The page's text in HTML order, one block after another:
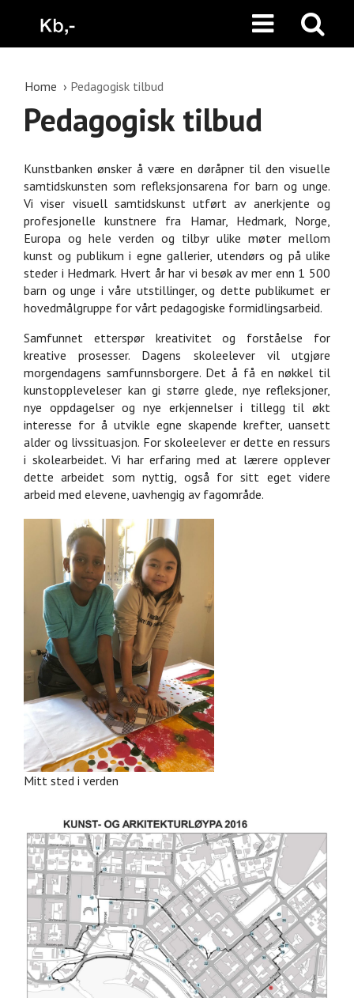
Home Pedagogisk tilbud
Pedagogisk tilbud
Kunstbanken ønsker å være en døråpner til den visuelle
samtidskunsten som refleksjonsarena for barn og unge.
Vi viser visuell samtidskunst utført av anerkjente og
profesjonelle kunstnere fra Hamar, Hedmark, Norge,
Europa og hele verden og tilbyr ulike møter mellom
kunst og publikum i egne gallerier, utendørs og på ulike
steder i Hedmark. Hvert år har vi besøk av mer enn 1 500
barn og unge i våre utstillinger, og dette publikumet er
hovedmålgruppe for vårt pedagogiske formidlingsarbeid.
Samfunnet etterspør kreativitet og forståelse for
kreative prosesser. Dagens skoleelever vil utgjøre
morgendagens samfunnsborgere. Det å få en nøkkel til
kunstoppleveleser kan gi større glede, nye refleksjoner,
nye oppdagelser og nye erkjennelser i tillegg til økt
interesse for å utvikle egne skapende krefter, uansett
alder og livssituasjon. For skoleelever er dette en ressurs
i skolearbeidet. Vi har erfaring med at lærere opplever
dette arbeidet som nyttig, også for sitt eget videre
arbeid med elevene, uavhengig av fagområde.
Mitt sted i verden